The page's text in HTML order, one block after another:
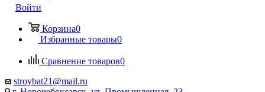
Войти
Корзина0
Избранные товары0
Сравнение товаров0
stroybat21@mail.ru